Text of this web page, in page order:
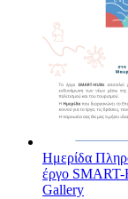
Ημερίδα
έργο
Gallery